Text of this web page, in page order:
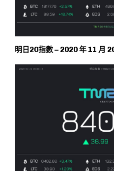
明日20指數 – 2020 年 11 月